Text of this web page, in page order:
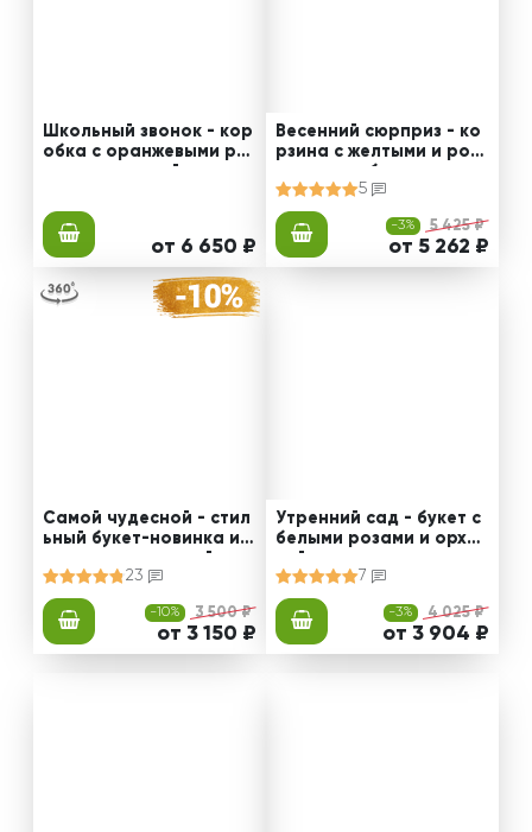
Школьный звонок - кор
обка с оранжевыми роз
от 6 650 ₽
Весенний сюрприз - ко
рзина с желтыми и роз
5
-3% 5 425 ₽
от 5 262 ₽
Самой чудесной - стил
ьный букет-новинка из
стомы
23
-10% 3 500 ₽
от 3 150 ₽
Утренний сад - букет с
белыми розами и орхид
7
-3% 4 025 ₽
от 3 904 ₽